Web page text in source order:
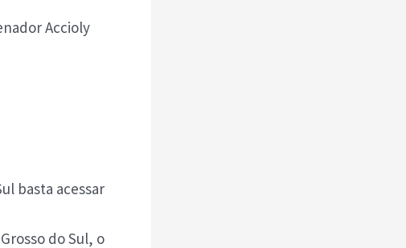
Accioly
basta acessar
do Sul, o